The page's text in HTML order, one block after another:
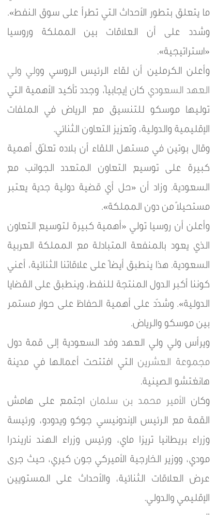
ما يتعلق بتطور الأحداث التي تطرأ على سوق النفط».
وشدد على أن العلاقات بين المملكة وروسيا
«استراتيجية».
وأعلن الكرملين أن لقاء الرئيس الروسي وولي ولي
العهد السعودي كان إيجابياً، وجدد تأكيد الأهمية التي
توليها موسكو للتنسيق مع الرياض في الملفات
الإقليمية والدولية، وتعزيز التعاون الثنائي.
وقال بوتين في مستهل اللقاء أن بلاده تعلّق أهمية
كبيرة على توسيع التعاون المتعدد الجوانب مع
السعودية. وزاد أن «حل أي قضية دولية جدية يعتبر
مستحيلاً من دون المملكة».
وأعلن أن روسيا تولي «أهمية كبيرة لتوسيع التعاون
الذي يعود بالمنفعة المتبادلة مع المملكة العربية
السعودية. هذا ينطبق أيضاً على علاقاتنا الثنائية، أعني
كوننا أكبر الدول المنتجة للنفط، وينطبق على القضايا
الدولية». وشدّد على أهمية الحفاظ على حوار مستمر
بين موسكو والرياض.
ويرأس ولي ولي العهد وفد السعودية إلى قمة دول
مجموعة العشرين التي افتتحت أعمالها في مدينة
هانغتشو الصينية.
وكان الأمير محمد بن سلمان اجتمع على هامش
القمة مع الرئيس الإندونيسي جوكو ويدودو، ورئيسة
وزراء بريطانيا تريزا ماي، ورئيس وزراء الهند ناريندرا
مودي، ووزير الخارجية الأميركي جون كيري، حيث جرى
عرض العلاقات الثنائية، والأحداث على المستويين
الإقليمي والدولي.